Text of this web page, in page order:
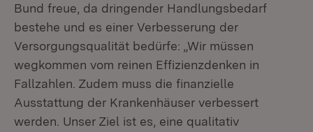
Bund freue, da dringender Handlungsbedarf
bestehe und es einer Verbesserung der
Versorgungsqualität bedürfe: „Wir müssen
wegkommen vom reinen Effizienzdenken in
Fallzahlen. Zudem muss die finanzielle
Ausstattung der Krankenhäuser verbessert
werden. Unser Ziel ist es, eine qualitativ